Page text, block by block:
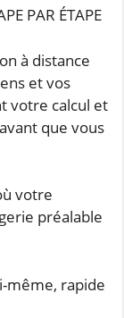
PAR ÉTAPE
à distance
et vos
votre calcul et
que vous
votre
préalable
même, rapide